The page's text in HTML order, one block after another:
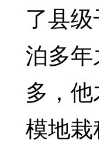
了县
泊多
多，
模地